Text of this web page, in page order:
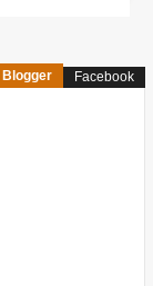
Blogger Facebook